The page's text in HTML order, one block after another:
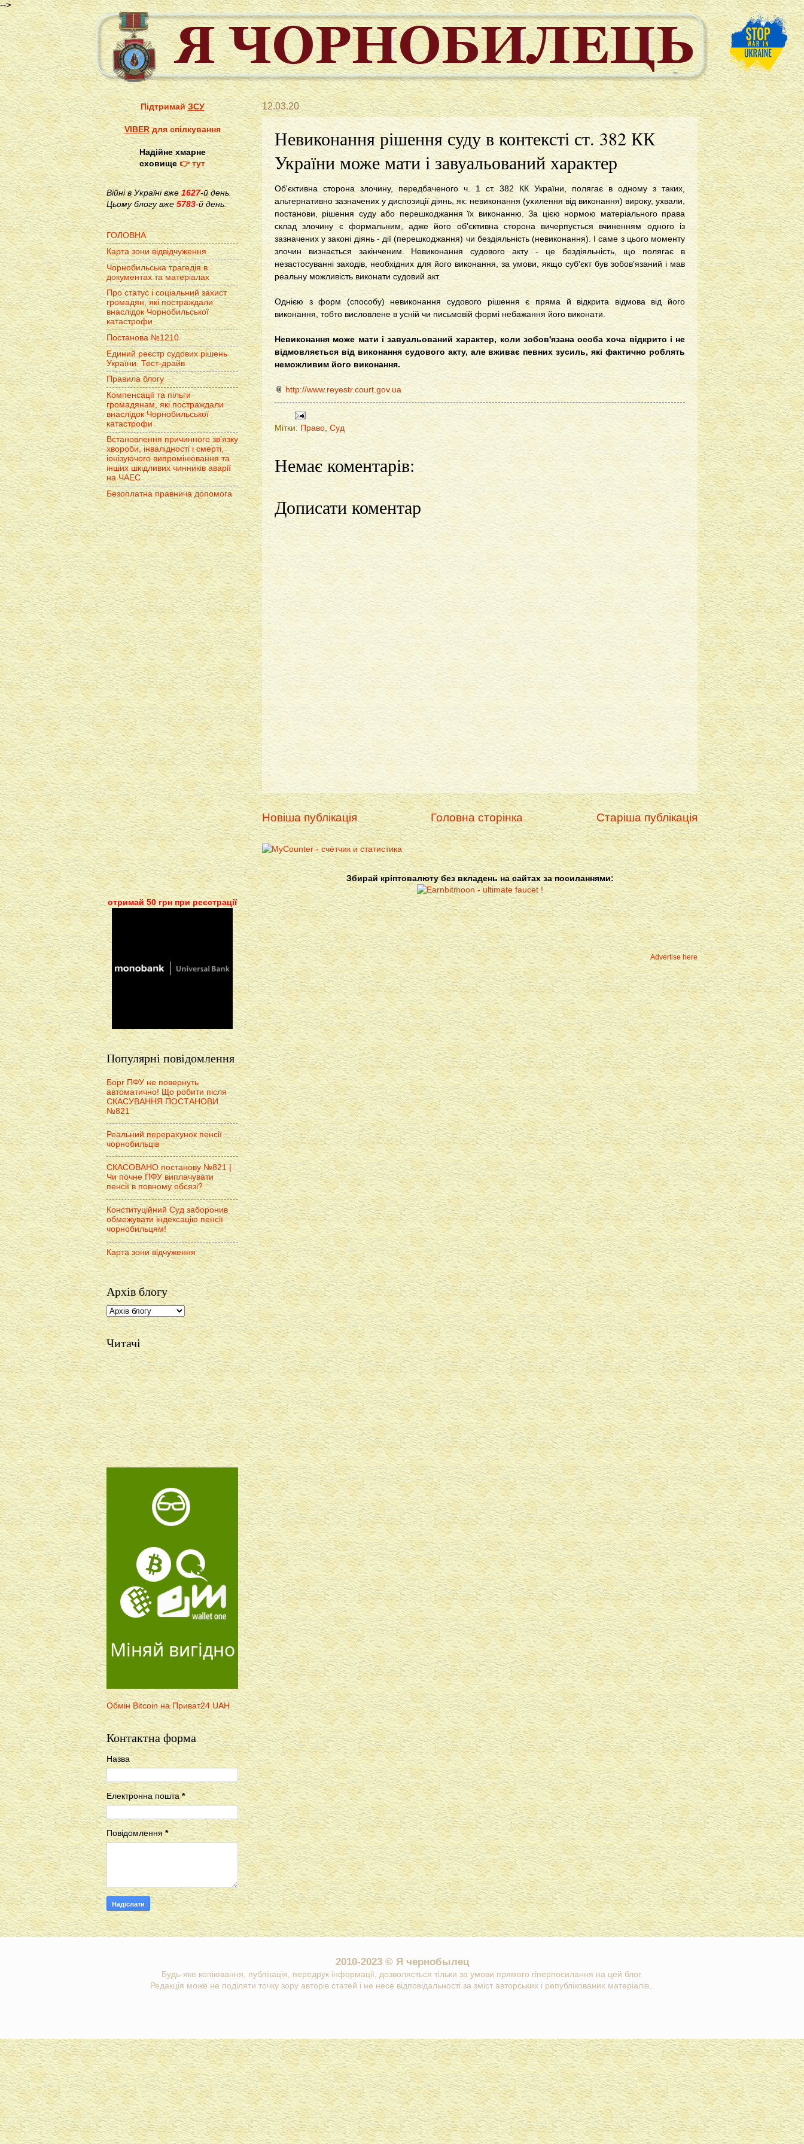
-->
12.03.20
Невиконання рішення суду в контексті ст. 382 КК
України може мати і завуальований характер
Об'єктивна сторона злочину, передбаченого ч. 1 ст. 382 КК України, полягає в одному з таких,
альтернативно зазначених у диспозиції діянь, як: невиконання (ухилення від виконання) вироку, ухвали,
постанови, рішення суду або перешкоджання їх виконанню. За цією нормою матеріального права
склад злочину є формальним, адже його об'єктивна сторона вичерпується вчиненням одного із
зазначених у законі діянь - дії (перешкоджання) чи бездіяльність (невиконання). І саме з цього моменту
злочин визнається закінченим. Невиконання судового акту - це бездіяльність, що полягає в
незастосуванні заходів, необхідних для його виконання, за умови, якщо суб'єкт був зобов'язаний і мав
реальну можливість виконати судовий акт.
Однією з форм (способу) невиконання судового рішення є пряма й відкрита відмова від його
виконання, тобто висловлене в усній чи письмовій формі небажання його виконати.
Невиконання може мати і завуальований характер, коли зобов'язана особа хоча відкрито і не
відмовляється від виконання судового акту, але вживає певних зусиль, які фактично роблять
неможливим його виконання.
📎 http://www.reyestr.court.gov.ua
Мітки: Право, Суд
Немає коментарів:
Дописати коментар
Новіша публікація Старіша публікація
Головна сторінка
Збирай кріптовалюту без вкладень на сайтах за посиланнями:
Advertise here
ПідтримайЗСУ
VIBERдля спілкування
Надійне хмарне
сховище👉 тут
Війні в Україні вже1627-й день.
Цьому блогу вже 5783-й день.
ГОЛОВНА
Карта зони відвідчуження
Чорнобильська трагедія в
документах та матеріалах
Про статус і соціальний захист
громадян, які постраждали
внаслідок Чорнобильської
катастрофи
Постанова №1210
Единий реєстр судових рішень
України. Тест-драйв
Правила блогу
Компенсації та пільги
громадянам, які постраждали
внаслідок Чорнобильської
катастрофи
Встановлення причинного зв'язку
хвороби, інвалідності і смерті,
іонізуючого випромінювання та
інших шкідливих чинників аварії
на ЧАЕС
Безоплатна правнича допомога
отримай 50 грн при реєстрації
Популярні повідомлення
Борг ПФУ не повернуть
автоматично! Що робити після
СКАСУВАННЯ ПОСТАНОВИ
№821
Реальний перерахунок пенсії
чорнобильців
СКАСОВАНО постанову №821 |
Чи почне ПФУ виплачувати
пенсії в повному обсязі?
Конституційний Суд заборонив
обмежувати індексацію пенсії
чорнобильцям!
Карта зони відчуження
Архів блогу
Читачі
Міняй вигідно
Обмін Bitcoin на Приват24 UAH
Контактна форма
Назва
Електронна пошта*
Повідомлення *
2010-2023 © Я чернобылец
Будь-яке копіювання, публікація, передрук інформації, дозволяється тільки за умови прямого гіперпосилання на цей блог.
Редакція може не поділяти точку зору авторів статей і не несе відповідальності за зміст авторських і републікованих матеріалів..